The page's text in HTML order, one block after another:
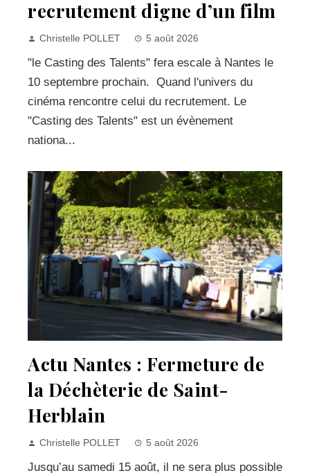
recrutement digne d’un film
Christelle POLLET 5 août 2026
"le Casting des Talents" fera escale à Nantes le
10 septembre prochain. Quand l'univers du
cinéma rencontre celui du recrutement. Le
"Casting des Talents" est un évènement
nationa...
Actu Nantes : Fermeture de
la Déchèterie de Saint-
Herblain
Christelle POLLET 5 août 2026
Jusqu’au samedi 15 août, il ne sera plus possible